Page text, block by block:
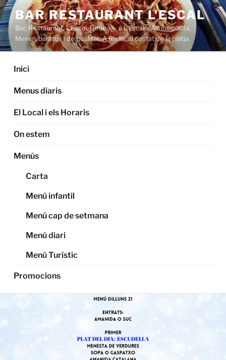
Saltar
al
contenido
BAR RESTAURANT L'ESCAL
Bar, Restaurant, L'Escal, Girona, – a L'Escala. Alt empordà,
Menus baratos i de qualitat. A Riells, al costat de la platja.
Inici
Menus diaris
El Local i els Horaris
On estem
Menús
Carta
Menú infantil
Menú cap de setmana
Menú diari
Menù Turístic
Promocions